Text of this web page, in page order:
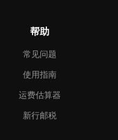
帮助
常见问题
使用指南
运费估算器
新行邮税